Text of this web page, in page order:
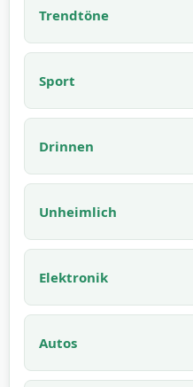
Trendtöne
Sport
Drinnen
Unheimlich
Elektronik
Autos